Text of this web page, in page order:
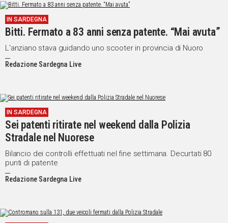
IN SARDEGNA
Bitti. Fermato a 83 anni senza patente. “Mai avuta”
L'anziano stava guidando uno scooter in provincia di Nuoro
Redazione Sardegna Live
IN SARDEGNA
Sei patenti ritirate nel weekend dalla Polizia
Stradale nel Nuorese
Bilancio dei controlli effettuati nel fine settimana. Decurtati 80
punti di patente
Redazione Sardegna Live